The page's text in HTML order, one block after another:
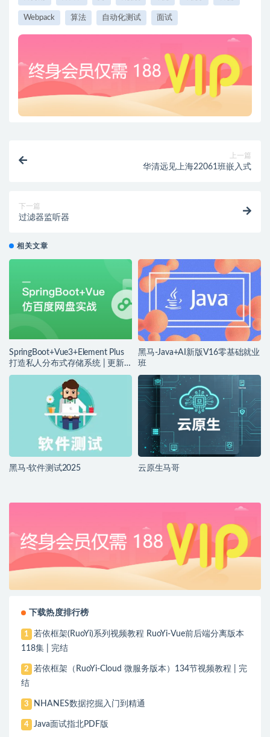
Webpack 算法 自动化测试 面试
上一篇
华清远见上海22061班嵌入式
下一篇
过滤器监听器
相关文章
SpringBoot+Vue3+Element Plus
打造私人分布式存储系统 | 更新
完结
黑马-Java+AI新版V16零基础就业
班
黑马-软件测试2025 云原生马哥
下载热度排行榜
1
若依框架(RuoYi)系列视频教程 RuoYi-Vue前后端分离版本
118集 | 完结
2
若依框架（RuoYi-Cloud 微服务版本）134节视频教程 | 完
结
3 NHANES数据挖掘入门到精通
4 Java面试指北PDF版